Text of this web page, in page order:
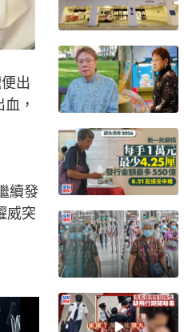
出
，
續發
威突